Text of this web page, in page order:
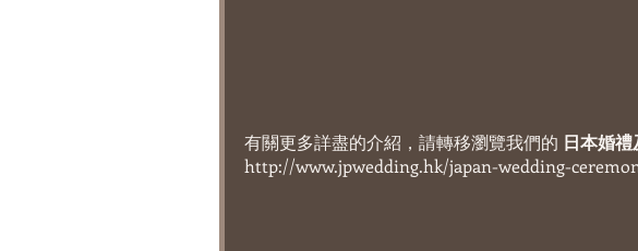
有關更多詳盡的介紹，請轉移瀏覽我們的 日本婚
http://www.jpwedding.hk/japan-wedding-